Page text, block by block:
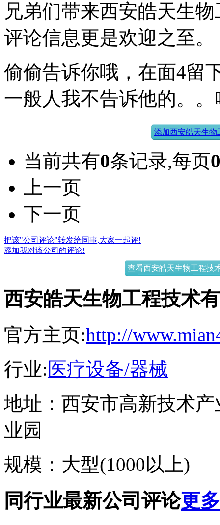
兄弟们带来西安皓天生
评论信息更是欢迎之至。
偷偷告诉你哦，在面4留
一般人我不告诉他的。
添加西安皓天生物
当前共有0条记录,每页0
上一页
下一页
把该"公司评论"转发给同事,大家一起评!
添加我对该公司的评论!
查看西安皓天生物工程技
西安皓天生物工程技术
官方主页:http://
行业:医疗设备/器械
地址： 西安市高新技术
业园
规模： 大型(1000以上)
同行业最新公司评论更